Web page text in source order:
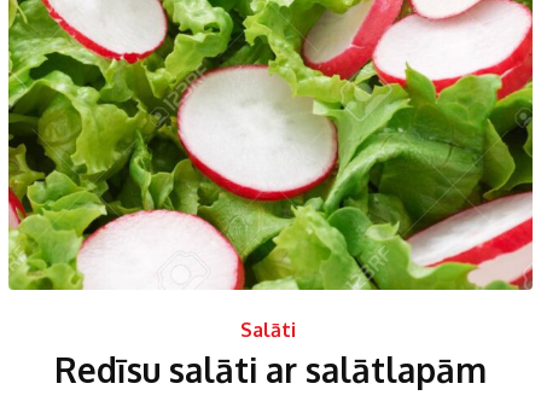
Salāti
Redīsu salāti ar salātlapām